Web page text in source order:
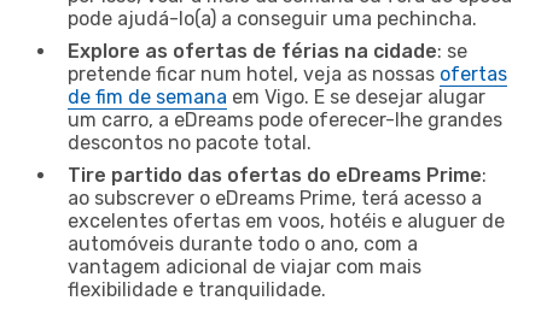
pode ajudá-lo(a) a conseguir uma pechincha.
Explore as ofertas de férias na cidade: se
pretende ficar num hotel, veja as nossas ofertas
de fim de semana em Vigo. E se desejar alugar
um carro, a eDreams pode oferecer-lhe grandes
descontos no pacote total.
Tire partido das ofertas do eDreams Prime:
ao subscrever o eDreams Prime, terá acesso a
excelentes ofertas em voos, hotéis e aluguer de
automóveis durante todo o ano, com a
vantagem adicional de viajar com mais
flexibilidade e tranquilidade.